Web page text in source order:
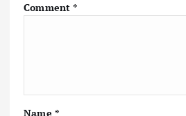
Comment*
Name *